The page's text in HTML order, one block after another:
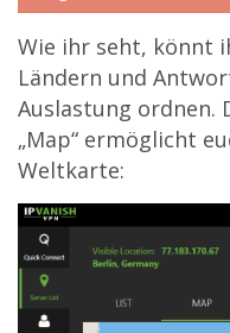
Wie ihr seht, könnt
Ländern und
Auslastung ordnen.
„Map“ ermöglicht
Weltkarte: